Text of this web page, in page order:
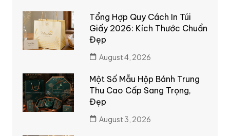
Tổng Hợp Quy Cách In Túi
Giấy 2026: Kích Thước Chuẩn
Đẹp
August 4, 2026
Một Số Mẫu Hộp Bánh Trung
Thu Cao Cấp Sang Trọng,
Đẹp
August 3, 2026